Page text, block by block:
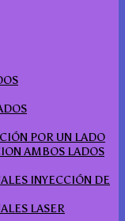
POR UN LADO
AMBOS LADOS
INYECCIÓN DE
LASER